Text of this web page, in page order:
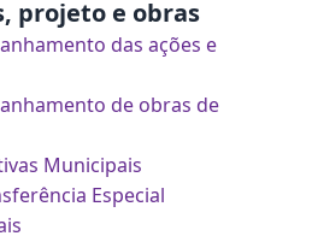
projeto e obras
das ações e
de obras de
Municipais
Especial